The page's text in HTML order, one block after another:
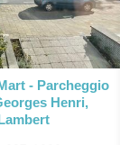
- Parcheggio
Henri,